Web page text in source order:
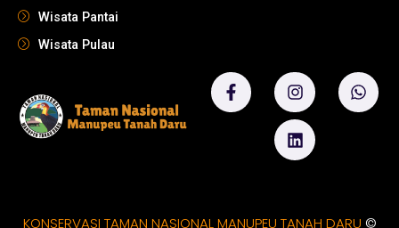
Wisata Pantai
Wisata Pulau
KONSERVASI TAMAN NASIONAL MANUPEU TANAH DARU ©